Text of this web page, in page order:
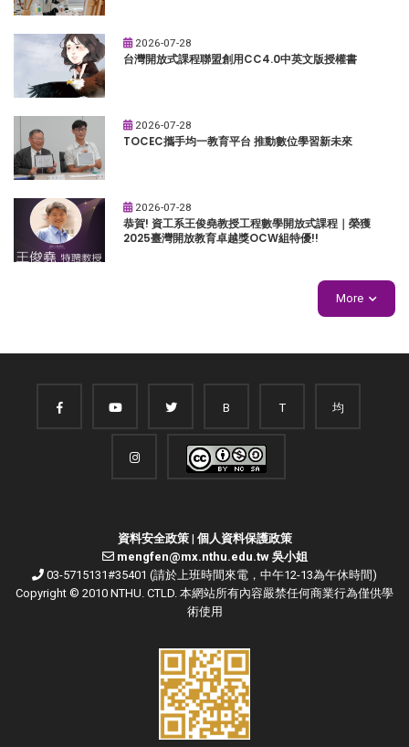
2026-07-28
台灣開放式課程聯盟創用CC4.0中英文版授權書
2026-07-28
TOCEC攜手均一教育平台 推動數位學習新未來
2026-07-28
恭賀! 資工系王俊堯教授工程數學開放式課程｜榮獲
2025臺灣開放教育卓越獎OCW組特優!!
More
B T 均
資料安全政策| 個人資料保護政策
mengfen@mx.nthu.edu.tw 吳小姐
03-5715131#35401 (請於上班時間來電，中午12-13為午休時間)
Copyright © 2010 NTHU. CTLD. 本網站所有內容嚴禁任何商業行為僅供學
術使用